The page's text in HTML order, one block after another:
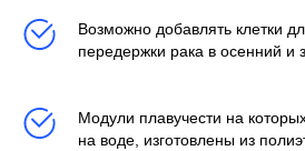
Возможно добавлять клетки
передержки рака в осенний и
Модули плавучести на
на воде, изготовлены из